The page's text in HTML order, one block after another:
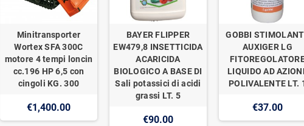
Minitransporter
Wortex SFA 300C
motore 4 tempi loncin
cc.196 HP 6,5 con
cingoli KG. 300
€1,400.00
BAYER FLIPPER
EW479,8 INSETTICIDA
ACARICIDA
BIOLOGICO A BASE DI
Sali potassici di acidi
grassi LT. 5
€90.00
GOBBI
AUXIGER LG
LIQUIDO AD
POLIVALENTE LT.
€37.00